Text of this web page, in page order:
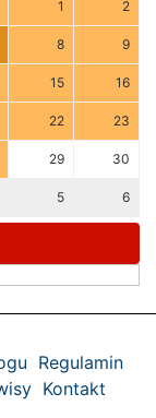
1 2
8 9
15 16
22 23
29 30
5 6
Regulamin
Kontakt